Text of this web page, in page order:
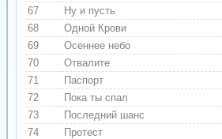
67
Ну и пусть
68
Одной Крови
69
Осеннее небо
70
Отвалите
71
Паспорт
72
Пока ты спал
73
Последний шанс
74
Протест